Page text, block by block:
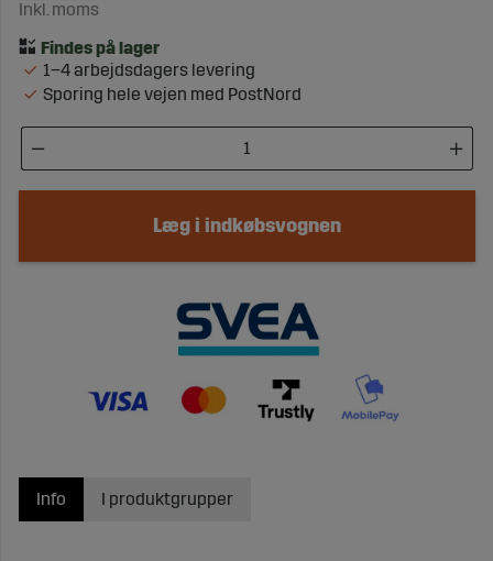
Inkl. moms
1–4 arbejdsdagers levering
Sporing hele vejen med PostNord
Læg i indkøbsvognen
Info I produktgrupper